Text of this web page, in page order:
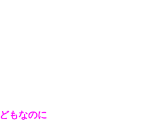
もなのに